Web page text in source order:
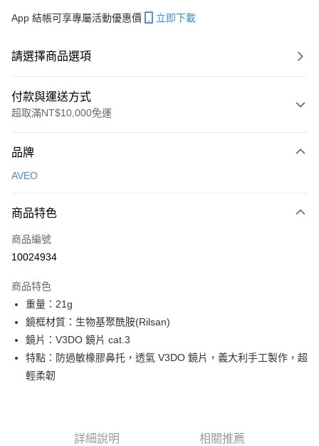
App 結帳可享專屬活動優惠價 立即下載
請選擇商品選項
付款與運送方式
超取滿NT$10,000免運
信用卡一次付款
LINE Pay
Apple Pay
運送方式
全家店到店
每筆NT$80，滿NT$10,000(含以上)免運費
付款後全家取貨
每筆NT$80，滿NT$10,000(含以上)免運費
品牌
AVEO
商品特色
商品編號
10024934
商品特色
重量：21g
鏡框材質：生物基聚酰胺(Rilsan)
鏡片：V3DO 鏡片 cat.3
特點：防過敏橡膠鼻托，透氣 V3DO 鏡片，義大利手工製作，超
輕柔韌
詳細說明 相關推薦